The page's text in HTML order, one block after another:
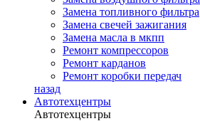
Замена топливного фильтра
Замена свечей зажигания
Замена масла в мкпп
Ремонт компрессоров
Ремонт карданов
Ремонт коробки передач
назад
Автотехцентры
Автотехцентры